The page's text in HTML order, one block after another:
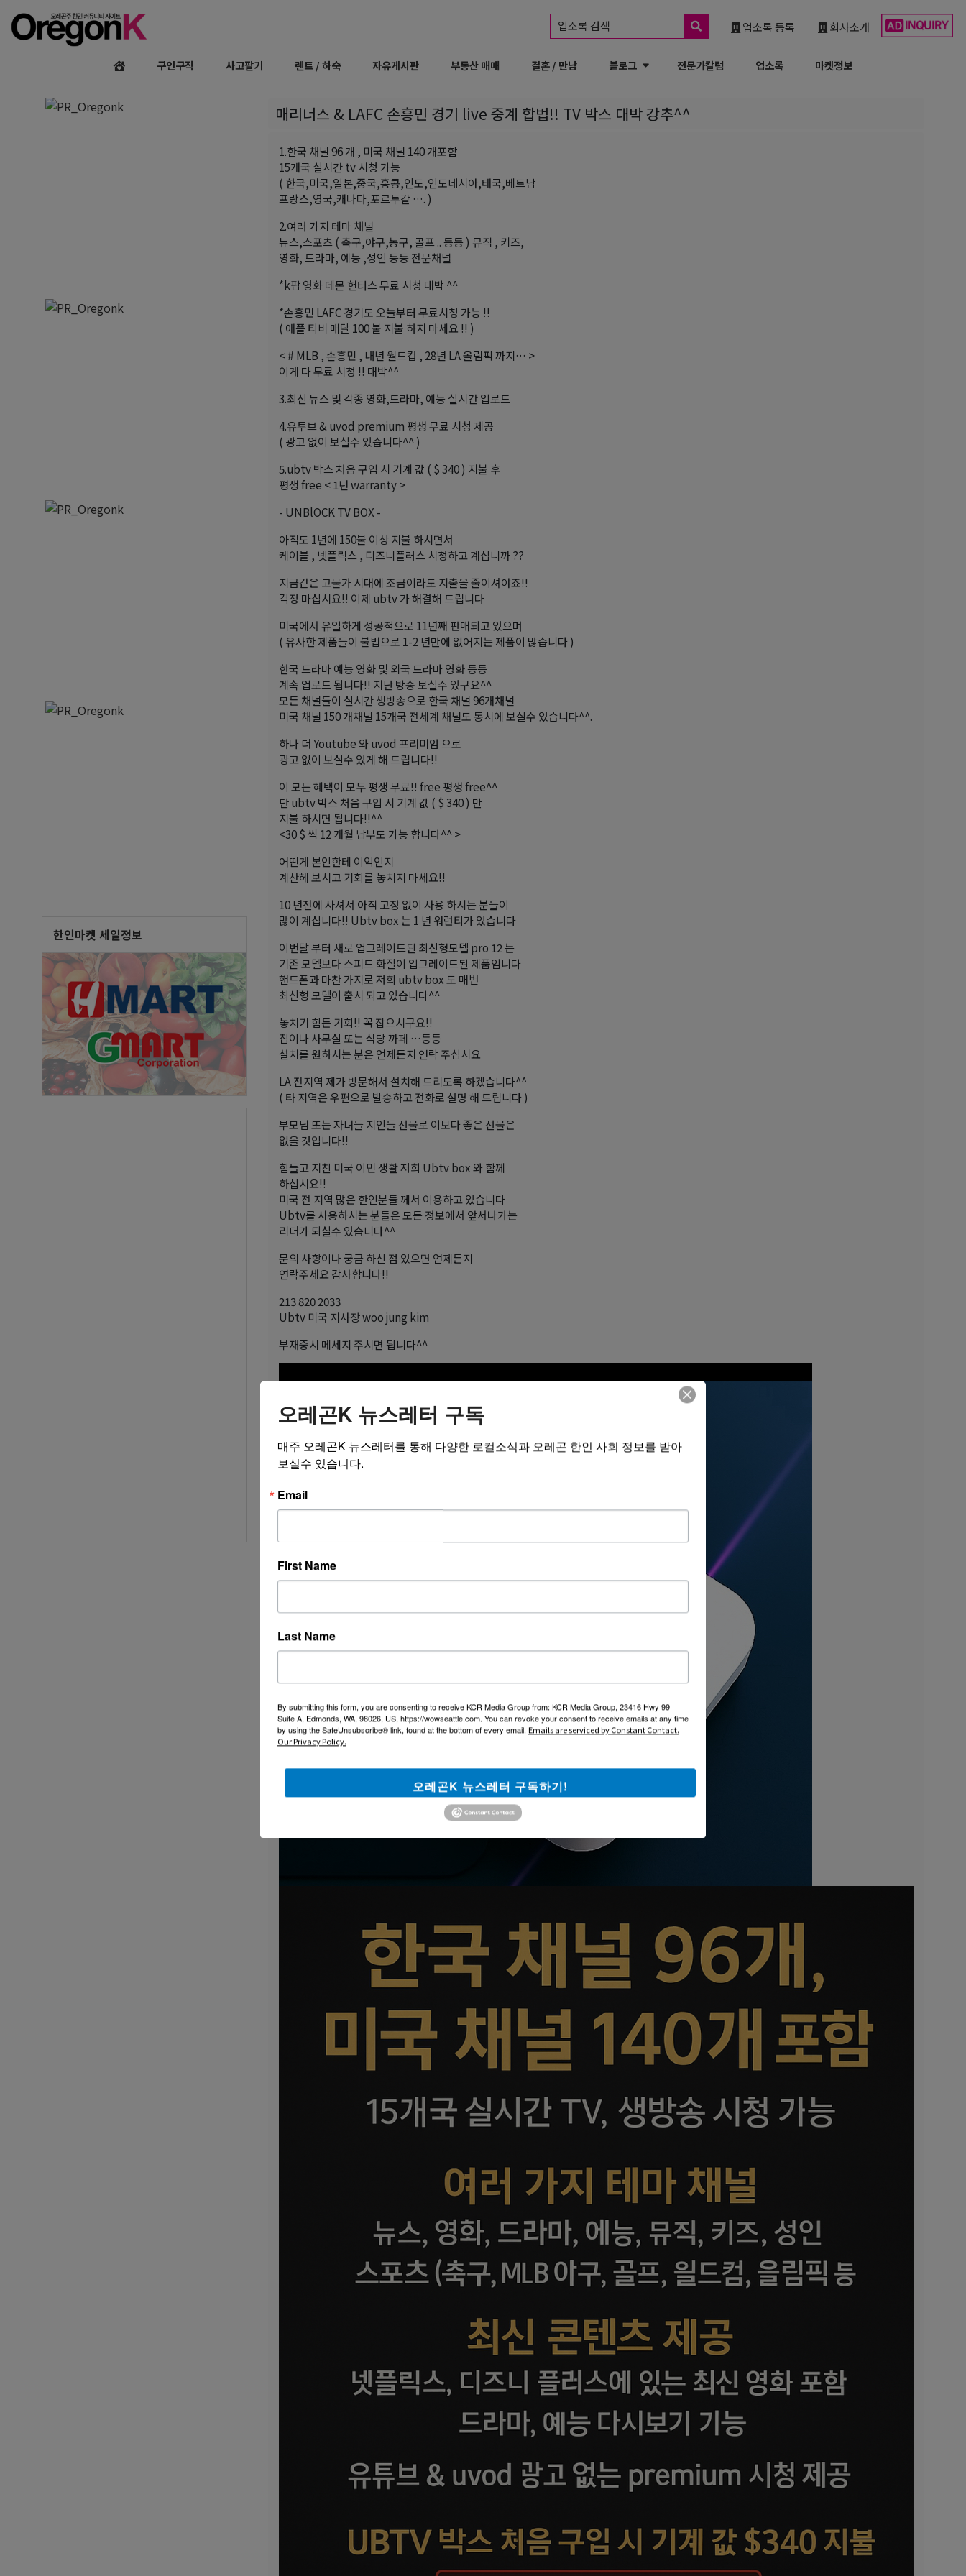
회사소개
업소록 등록
업소록 검색
구인구직 사고팔기 렌트 / 하숙 자유게시판 부동산 매매 결혼 / 만남 블로그 전문가칼럼 업소록 마켓정보
한인마켓 세일정보
매리너스 & LAFC 손흥민 경기 live 중계 합법!! TV 박스 대박 강추^^
1.한국 채널 96 개 , 미국 채널 140 개포함
15개국 실시간 tv 시청 가능
( 한국,미국,일본,중국,홍콩,인도,인도네시아,태국,베트남
프랑스,영국,캐나다,포르투갈 …. )
2.여러 가지 테마 채널
뉴스,스포츠 ( 축구,야구,농구, 골프 .. 등등 ) 뮤직 , 키즈,
영화, 드라마, 예능 ,성인 등등 전문채널
*k팝 영화 데몬 헌터스 무료 시청 대박 ^^
*손흥민 LAFC 경기도 오늘부터 무료시청 가능 !!
( 애플 티비 매달 100 불 지불 하지 마세요 !! )
< # MLB , 손흥민 , 내년 월드컵 , 28년 LA 올림픽 까지… >
이게 다 무료 시청 !! 대박^^
3.최신 뉴스 및 각종 영화,드라마, 예능 실시간 업로드
4.유투브 & uvod premium 평생 무료 시청 제공
( 광고 없이 보실수 있습니다^^ )
5.ubtv 박스 처음 구입 시 기계 값 ( $ 340 ) 지불 후
평생 free < 1년 warranty >
- UNBlOCK TV BOX -
아직도 1년에 150불 이상 지불 하시면서
케이블 , 넷플릭스 , 디즈니플러스 시청하고 계십니까 ??
지금같은 고물가 시대에 조금이라도 지출을 줄이셔야죠!!
걱정 마십시요!! 이제 ubtv 가 해결해 드립니다
미국에서 유일하게 성공적으로 11년째 판매되고 있으며
( 유사한 제품들이 불법으로 1-2 년만에 없어지는 제품이 많습니다 )
한국 드라마 예능 영화 및 외국 드라마 영화 등등
계속 업로드 됩니다!! 지난 방송 보실수 있구요^^
모든 채널들이 실시간 생방송으로 한국 채널 96개채널
미국 채널 150 개채널 15개국 전세계 채널도 동시에 보실수 있습니다^^.
하나 더 Youtube 와 uvod 프리미엄 으로
광고 없이 보실수 있게 해 드립니다!!
이 모든 혜택이 모두 평생 무료!! free 평생 free^^
단 ubtv 박스 처음 구입 시 기계 값 ( $ 340 ) 만
지불 하시면 됩니다!!^^
<30 $ 씩 12 개월 납부도 가능 합니다^^ >
어떤게 본인한테 이익인지
계산헤 보시고 기회를 놓치지 마세요!!
10 년전에 사셔서 아직 고장 없이 사용 하시는 분들이
많이 계십니다!! Ubtv box 는 1 년 워런티가 있습니다
이번달 부터 새로 업그레이드된 최신형모델 pro 12 는
기존 모델보다 스피드 화질이 업그레이드된 제품임니다
핸드폰과 마찬 가지로 저희 ubtv box 도 매번
최신형 모델이 출시 되고 있습니다^^
놓치기 힘든 기회!! 꼭 잡으시구요!!
집이나 사무실 또는 식당 까페 …등등
설치를 원하시는 분은 언제든지 연락 주십시요
LA 전지역 제가 방문해서 설치해 드리도록 하겠습니다^^
( 타 지역은 우편으로 발송하고 전화로 설명 해 드립니다 )
부모님 또는 자녀들 지인들 선물로 이보다 좋은 선물은
없을 것입니다!!
힘들고 지친 미국 이민 생활 저희 Ubtv box 와 함께
하십시요!!
미국 전 지역 많은 한인분들 께서 이용하고 있습니다
Ubtv를 사용하시는 분들은 모든 정보에서 앞서나가는
리더가 되실수 있습니다^^
문의 사항이나 궁금 하신 점 있으면 언제든지
연락주세요 감사합니다!!
213 820 2033
Ubtv 미국 지사장 woo jung kim
부재중시 메세지 주시면 됩니다^^
오레곤K 뉴스레터 구독
매주 오레곤K 뉴스레터를 통해 다양한 로컬소식과 오레곤 한인 사회 정보를 받아
보실수 있습니다.
Email
First Name
Last Name
By submitting this form, you are consenting to receive KCR Media Group from: KCR Media Group, 23416 Hwy 99
Suite A, Edmonds, WA, 98026, US, https://wowseattle.com. You can revoke your consent to receive emails at any time
by using the SafeUnsubscribe® link, found at the bottom of every email. Emails are serviced by Constant Contact.
Our Privacy Policy.
오레곤K 뉴스레터 구독하기!